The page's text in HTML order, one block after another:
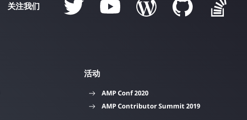
关注我们
活动
AMP Conf 2020
AMP Contributor Summit 2019